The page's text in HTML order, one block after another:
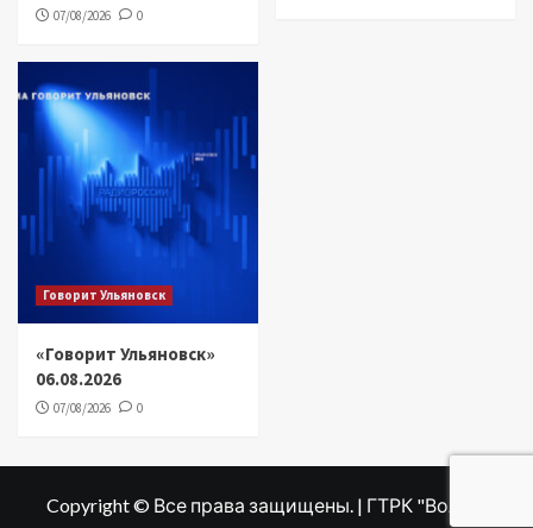
07/08/2026 0
Говорит Ульяновск
«Говорит Ульяновск»
06.08.2026
07/08/2026 0
Copyright © Все права защищены. | ГТРК "Волга"